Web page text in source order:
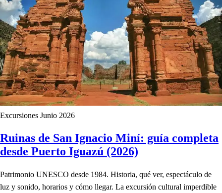
Excursiones Junio 2026
Ruinas de San Ignacio Miní: guía completa
desde Puerto Iguazú (2026)
Patrimonio UNESCO desde 1984. Historia, qué ver, espectáculo de
luz y sonido, horarios y cómo llegar. La excursión cultural imperdible